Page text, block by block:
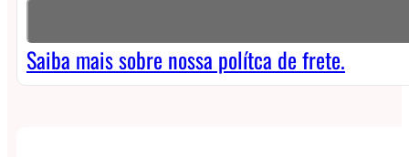
DC
(unidade)
Saiba mais sobre nossa polítca de frete.